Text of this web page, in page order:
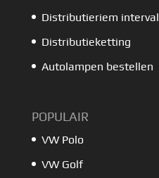
Distributieriem interval
Distributieketting
Autolampen bestellen
POPULAIR
VW Polo
VW Golf